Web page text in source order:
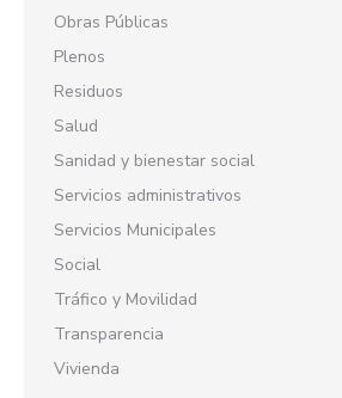
Obras Públicas
Plenos
Residuos
Salud
Sanidad y bienestar social
Servicios administrativos
Servicios Municipales
Social
Tráfico y Movilidad
Transparencia
Vivienda